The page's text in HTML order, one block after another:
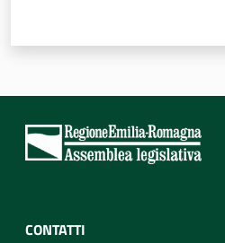
CONTATTI